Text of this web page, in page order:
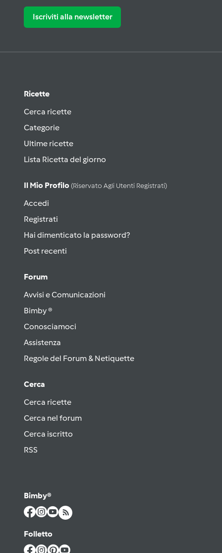
Iscriviti alla newsletter
Ricette
Cerca ricette
Categorie
Ultime ricette
Lista Ricetta del giorno
Il Mio Profilo (riservato Agli Utenti Registrati)
Accedi
Registrati
Hai dimenticato la password?
Post recenti
Forum
Avvisi e Comunicazioni
Bimby ®
Conosciamoci
Assistenza
Regole del Forum & Netiquette
Cerca
Cerca ricette
Cerca nel forum
Cerca iscritto
RSS
Bimby®
Folletto